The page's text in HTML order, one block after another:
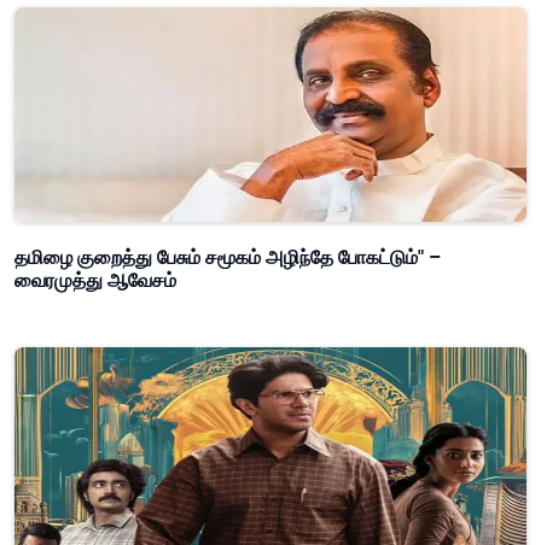
தமிழை குறைத்து பேசும் சமூகம் அழிந்தே போகட்டும்" –
வைரமுத்து ஆவேசம்